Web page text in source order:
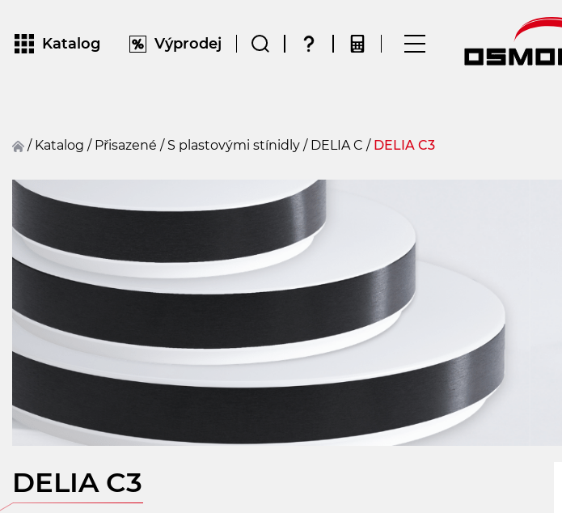
Katalog Výprodej
/ Katalog / přisazené / S plastovými stínidly / DELIA C / DELIA C3
DELIA C3